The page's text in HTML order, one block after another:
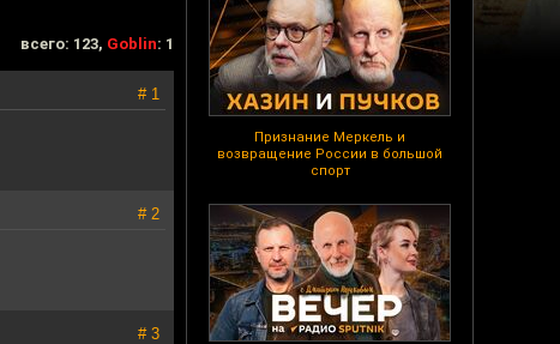
Признание Меркель и
возвращение России в большой
спорт
всего: 123, Goblin: 1
# 1
# 2
# 3